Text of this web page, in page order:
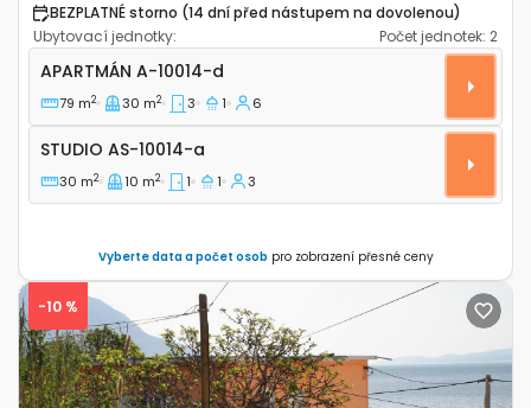
BEZPLATNÉ storno (14 dní před nástupem na dovolenou)
Ubytovací jednotky:
Počet jednotek: 2
Třípokojový apartmán Mali Rat, Omiš A-10014-d
APARTMÁN A-10014-d
79 m2 30 m2 3 1 6
Studio AS-10014-a
STUDIO AS-10014-a
30 m2 10 m2 1 1 3
Vyberte data a počet osob pro zobrazení přesné ceny
-10 %